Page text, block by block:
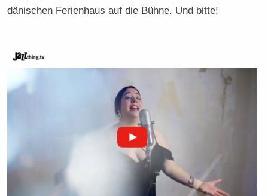
dänischen Ferienhaus auf die Bühne. Und bitte!